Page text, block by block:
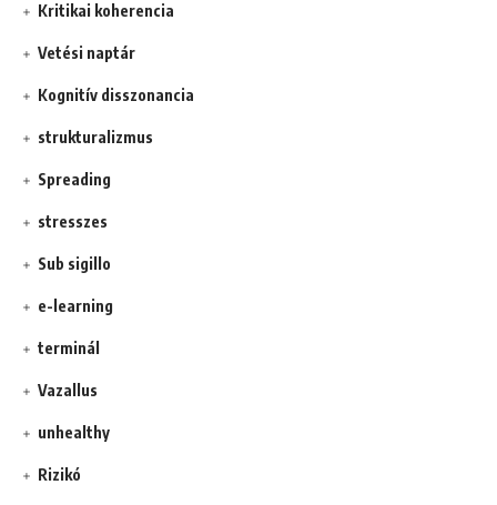
Kritikai koherencia
Vetési naptár
Kognitív disszonancia
strukturalizmus
Spreading
stresszes
Sub sigillo
e-learning
terminál
Vazallus
unhealthy
Rizikó